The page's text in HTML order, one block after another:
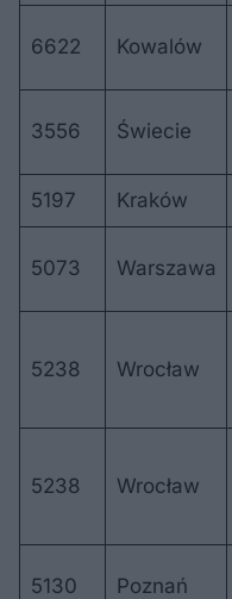
6622 Kowalów
3556 Świecie
5197 Kraków
5073 Warszawa
5238 Wrocław
5238 Wrocław
5130 Poznań